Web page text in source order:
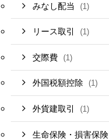
みなし配当 (1)
リース取引 (1)
交際費 (1)
外国税額控除 (1)
外貨建取引 (1)
生命保険・損害保険